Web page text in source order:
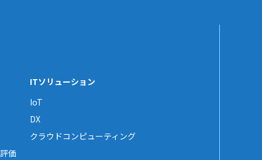
価
ITソリューション
IoT
DX
クラウドコンピューティング